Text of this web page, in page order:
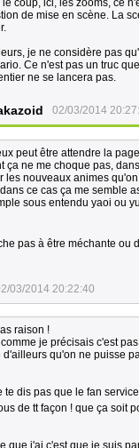
le coup, ici, les zooms, ce
de mise en scène. La
je ne considère pas
Ce n'est pas un truc
ne se lancera pas.
02/03/2014
peut être attendre la
ça ne me choque pas,
les nouveaux animes
ce cas ça me semble
sous entendu yaoi ou
pas à être méchante ou
03/2014 20:22:40
raison !
je précisais c'est
d'ailleurs qu'on ne puisse
te dis pas que le fan
de tt façon ! que ça soit
que j'ai c'est que je suis